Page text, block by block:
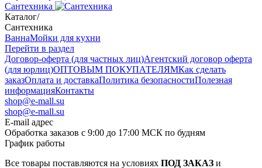
Сантехника
Каталог/
Сантехника
ВаннаМойки для кухни
Перейти в раздел
Договор-оферта (для частных лиц)Агентский договор оферта
(для юрлиц)ОПТОВЫМ ПОКУПАТЕЛЯМКак сделать
заказОплата и доставкаПолитика безопасностиПолезная
информацияКонтакты
shop@e-mall.su
shop@e-mall.su
E-mail адрес
Обработка заказов с 9:00 до 17:00 МСК по будням
График работы
Все товары поставляются на условиях ПОД ЗАКАЗ и